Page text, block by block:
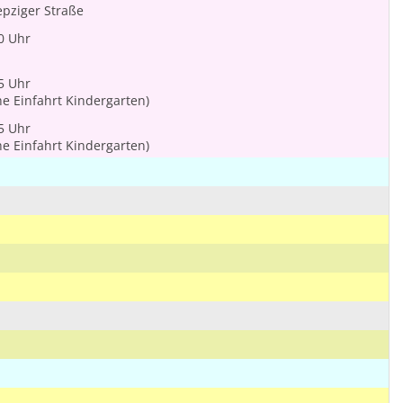
Straße
Uhr
Uhr
Einfahrt Kindergarten)
Uhr
Einfahrt Kindergarten)